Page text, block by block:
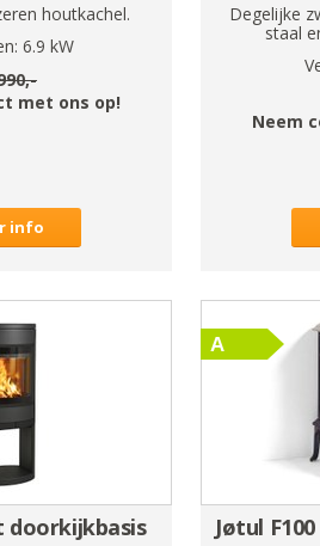
houtkachel.
6.9 kW
,-
met ons op!
info
Degelijke
staal
Neem
doorkijkbasis Jøtul